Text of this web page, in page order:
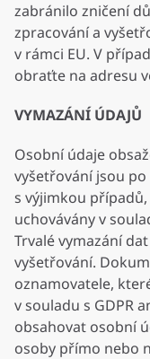
zabránilo zničení
zpracování a
v rámci EU. V
obraťte na adresu
VYMAZÁNÍ ÚDAJŮ
Osobní údaje
vyšetřování jsou
s výjimkou
uchovávány v
Trvalé vymazání
vyšetřování.
oznamovatele,
v souladu s GDPR
obsahovat osobní
osoby přímo nebo